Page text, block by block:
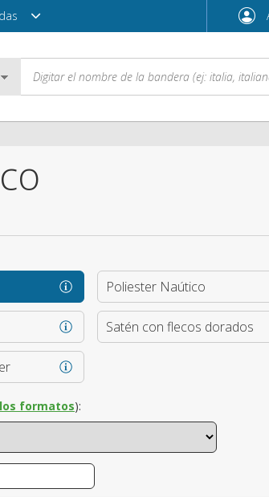
Acceder
¿Es este tu
CREAR
Poliester Naútico
Satén con flecos dorados
formatos):